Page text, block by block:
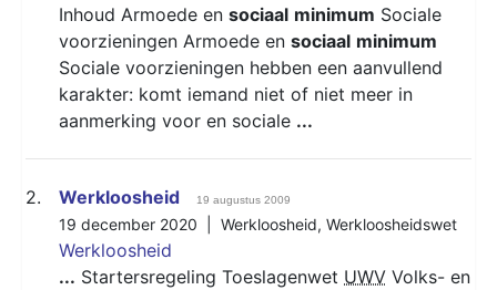
Inhoud Armoede en sociaal minimum Sociale
voorzieningen Armoede en sociaal minimum
Sociale voorzieningen hebben een aanvullend
karakter: komt iemand niet of niet meer in
aanmerking voor en sociale ...
2. Werkloosheid 19 augustus 2009
19 december 2020 | Werkloosheid, Werkloosheidswet
Werkloosheid
... Startersregeling Toeslagenwet UWV Volks- en